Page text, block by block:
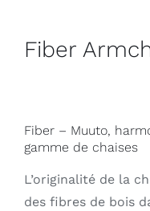
Fiber
Fiber – Muuto,
gamme de chaises
L’originalité de la
des fibres de bois